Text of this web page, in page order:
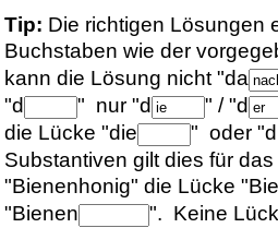
Tip: Die richtigen Lösungen
Buchstaben wie der
kann die Lösung nicht "da
"d
" nur "d " /"d
die Lücke "die " oder
Substantiven gilt dies für
"Bienenhonig" die Lücke
"Bienen
". Keine